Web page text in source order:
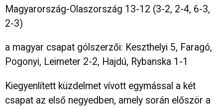
Magyarország-Olaszország 13-12 (3-2, 2-4, 6-3,
2-3)
a magyar csapat gólszerzői: Keszthelyi 5, Faragó,
Pogonyi, Leimeter 2-2, Hajdú, Rybanska 1-1
Kiegyenlített küzdelmet vívott egymással a két
csapat az első negyedben, amely során először a